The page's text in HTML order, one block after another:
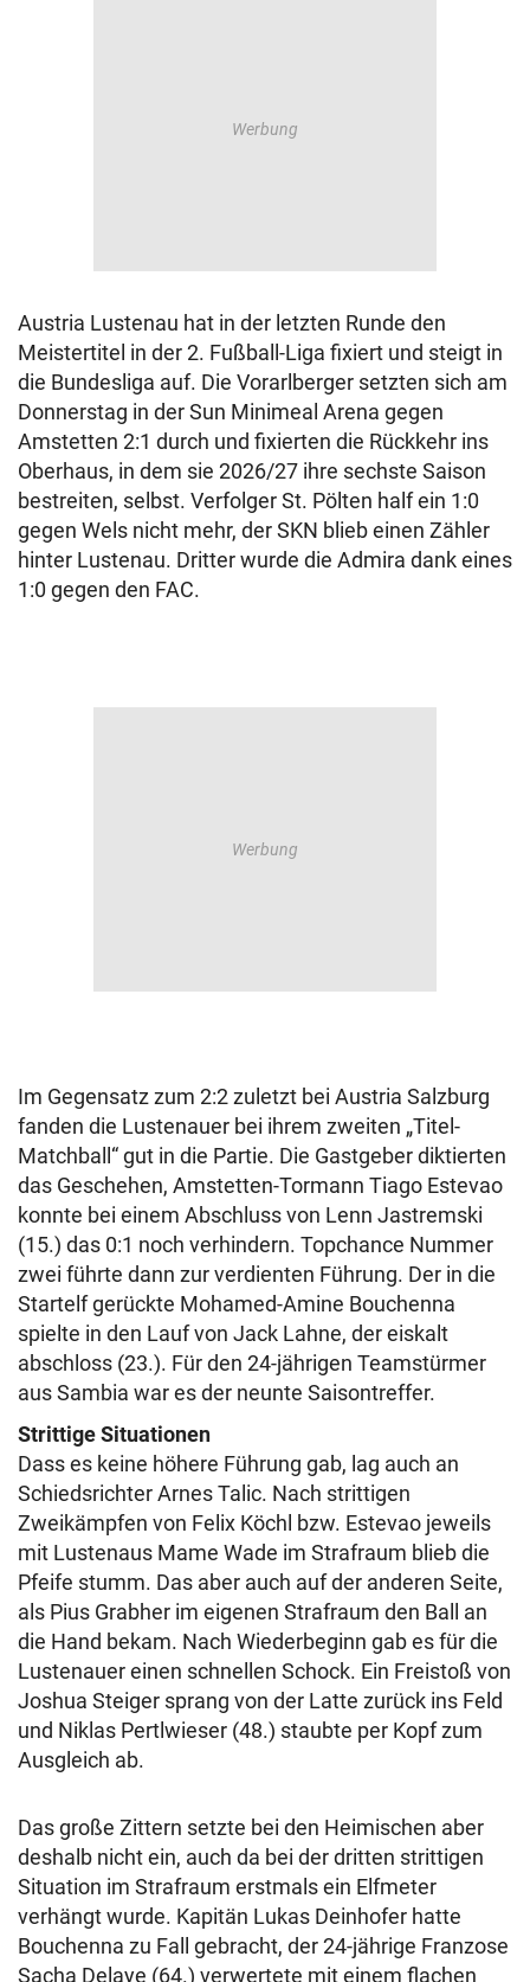
Austria Lustenau hat in der letzten Runde den
Meistertitel in der 2. Fußball-Liga fixiert und steigt in
die Bundesliga auf. Die Vorarlberger setzten sich am
Donnerstag in der Sun Minimeal Arena gegen
Amstetten 2:1 durch und fixierten die Rückkehr ins
Oberhaus, in dem sie 2026/27 ihre sechste Saison
bestreiten, selbst. Verfolger St. Pölten half ein 1:0
gegen Wels nicht mehr, der SKN blieb einen Zähler
hinter Lustenau. Dritter wurde die Admira dank eines
1:0 gegen den FAC.
Im Gegensatz zum 2:2 zuletzt bei Austria Salzburg
fanden die Lustenauer bei ihrem zweiten „Titel-
Matchball“ gut in die Partie. Die Gastgeber diktierten
das Geschehen, Amstetten-Tormann Tiago Estevao
konnte bei einem Abschluss von Lenn Jastremski
(15.) das 0:1 noch verhindern. Topchance Nummer
zwei führte dann zur verdienten Führung. Der in die
Startelf gerückte Mohamed-Amine Bouchenna
spielte in den Lauf von Jack Lahne, der eiskalt
abschloss (23.). Für den 24-jährigen Teamstürmer
aus Sambia war es der neunte Saisontreffer.
Strittige Situationen
Dass es keine höhere Führung gab, lag auch an
Schiedsrichter Arnes Talic. Nach strittigen
Zweikämpfen von Felix Köchl bzw. Estevao jeweils
mit Lustenaus Mame Wade im Strafraum blieb die
Pfeife stumm. Das aber auch auf der anderen Seite,
als Pius Grabher im eigenen Strafraum den Ball an
die Hand bekam. Nach Wiederbeginn gab es für die
Lustenauer einen schnellen Schock. Ein Freistoß von
Joshua Steiger sprang von der Latte zurück ins Feld
und Niklas Pertlwieser (48.) staubte per Kopf zum
Ausgleich ab.
Das große Zittern setzte bei den Heimischen aber
deshalb nicht ein, auch da bei der dritten strittigen
Situation im Strafraum erstmals ein Elfmeter
verhängt wurde. Kapitän Lukas Deinhofer hatte
Bouchenna zu Fall gebracht, der 24-jährige Franzose
Sacha Delaye (64.) verwertete mit einem flachen